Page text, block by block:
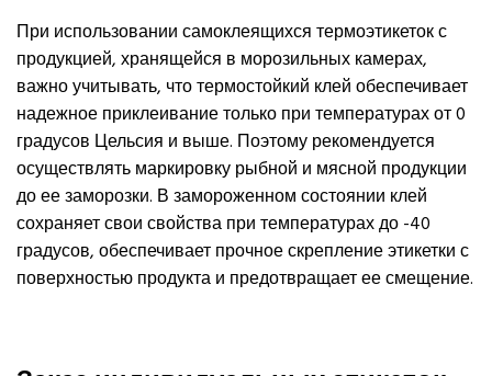
При использовании самоклеящихся термоэтикеток с
продукцией, хранящейся в морозильных камерах,
важно учитывать, что термостойкий клей обеспечивает
надежное приклеивание только при температурах от 0
градусов Цельсия и выше. Поэтому рекомендуется
осуществлять маркировку рыбной и мясной продукции
до ее заморозки. В замороженном состоянии клей
сохраняет свои свойства при температурах до -40
градусов, обеспечивает прочное скрепление этикетки с
поверхностью продукта и предотвращает ее смещение.